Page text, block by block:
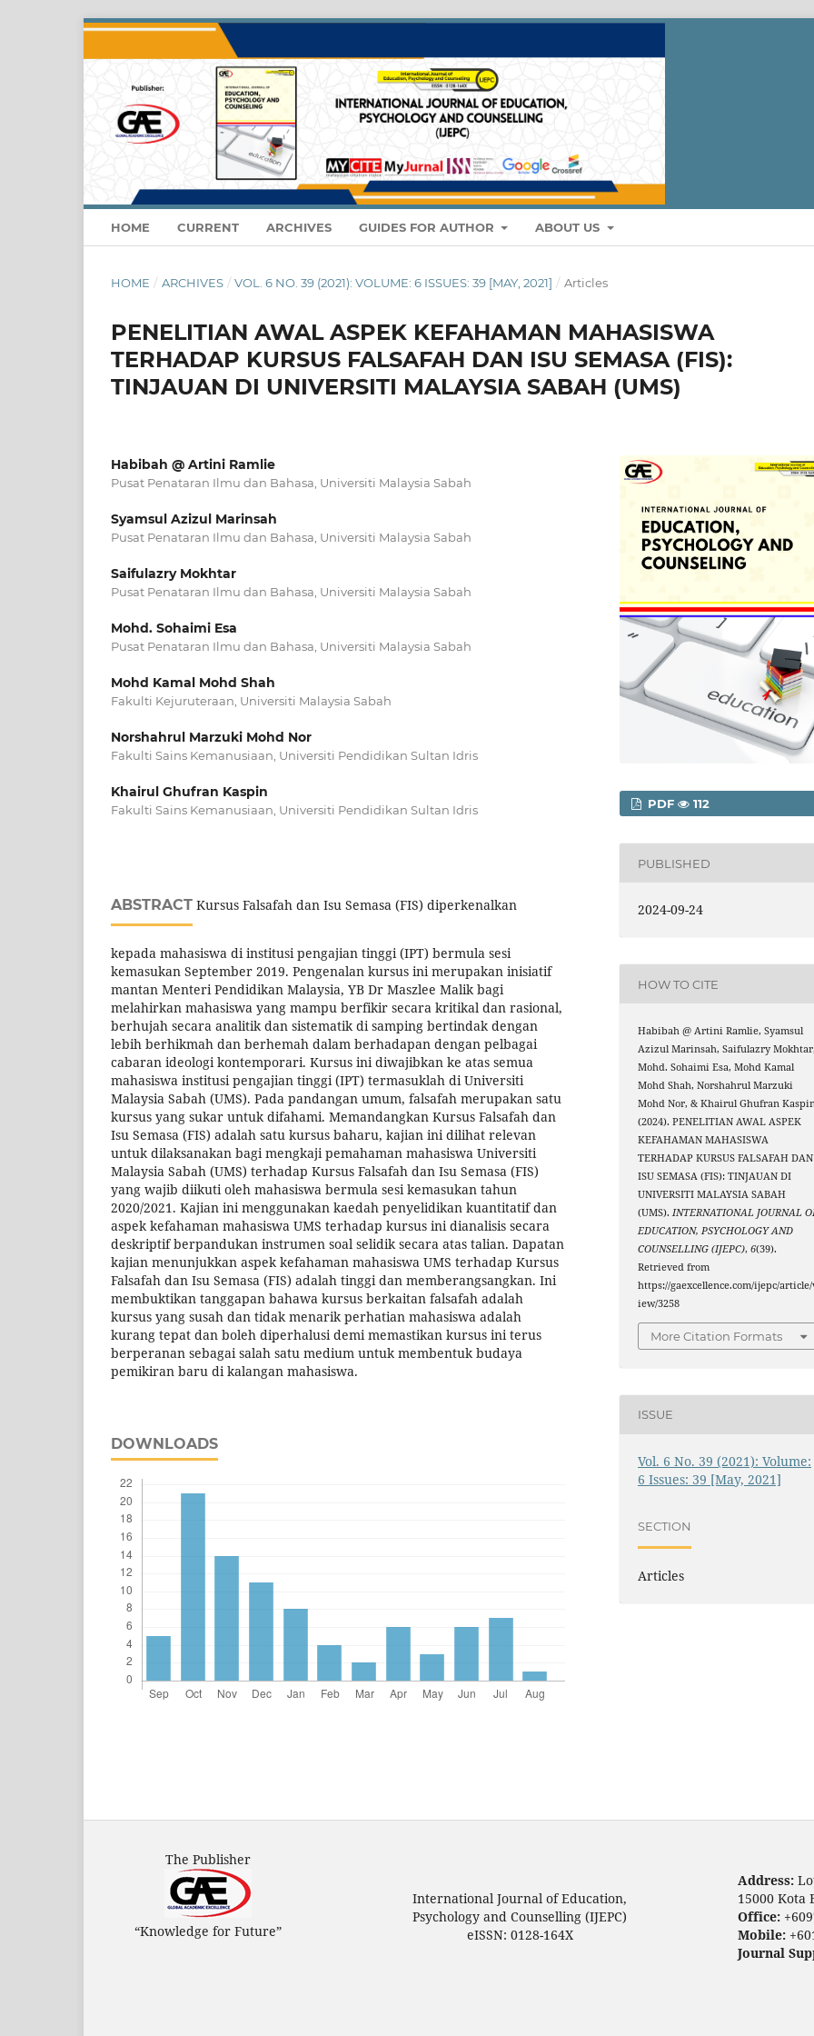
HOME CURRENT ARCHIVES GUIDES FOR AUTHOR ABOUT US
HOME / ARCHIVES / VOL. 6 NO. 39 (2021): VOLUME: 6 ISSUES: 39 [MAY, 2021] / Articles
PENELITIAN AWAL ASPEK KEFAHAMAN MAHASISWA
TERHADAP KURSUS FALSAFAH DAN ISU SEMASA (FIS):
TINJAUAN DI UNIVERSITI MALAYSIA SABAH (UMS)
Habibah @ Artini Ramlie
Pusat Penataran Ilmu dan Bahasa, Universiti Malaysia Sabah
Syamsul Azizul Marinsah
Pusat Penataran Ilmu dan Bahasa, Universiti Malaysia Sabah
Saifulazry Mokhtar
Pusat Penataran Ilmu dan Bahasa, Universiti Malaysia Sabah
Mohd. Sohaimi Esa
Pusat Penataran Ilmu dan Bahasa, Universiti Malaysia Sabah
Mohd Kamal Mohd Shah
Fakulti Kejuruteraan, Universiti Malaysia Sabah
Norshahrul Marzuki Mohd Nor
Fakulti Sains Kemanusiaan, Universiti Pendidikan Sultan Idris
Khairul Ghufran Kaspin
Fakulti Sains Kemanusiaan, Universiti Pendidikan Sultan Idris
ABSTRACT Kursus Falsafah dan Isu Semasa (FIS) diperkenalkan
kepada mahasiswa di institusi pengajian tinggi (IPT) bermula sesi
kemasukan September 2019. Pengenalan kursus ini merupakan inisiatif
mantan Menteri Pendidikan Malaysia, YB Dr Maszlee Malik bagi
melahirkan mahasiswa yang mampu berfikir secara kritikal dan rasional,
berhujah secara analitik dan sistematik di samping bertindak dengan
lebih berhikmah dan berhemah dalam berhadapan dengan pelbagai
cabaran ideologi kontemporari. Kursus ini diwajibkan ke atas semua
mahasiswa institusi pengajian tinggi (IPT) termasuklah di Universiti
Malaysia Sabah (UMS). Pada pandangan umum, falsafah merupakan satu
kursus yang sukar untuk difahami. Memandangkan Kursus Falsafah dan
Isu Semasa (FIS) adalah satu kursus baharu, kajian ini dilihat relevan
untuk dilaksanakan bagi mengkaji pemahaman mahasiswa Universiti
Malaysia Sabah (UMS) terhadap Kursus Falsafah dan Isu Semasa (FIS)
yang wajib diikuti oleh mahasiswa bermula sesi kemasukan tahun
2020/2021. Kajian ini menggunakan kaedah penyelidikan kuantitatif dan
aspek kefahaman mahasiswa UMS terhadap kursus ini dianalisis secara
deskriptif berpandukan instrumen soal selidik secara atas talian. Dapatan
kajian menunjukkan aspek kefahaman mahasiswa UMS terhadap Kursus
Falsafah dan Isu Semasa (FIS) adalah tinggi dan memberangsangkan. Ini
membuktikan tanggapan bahawa kursus berkaitan falsafah adalah
kursus yang susah dan tidak menarik perhatian mahasiswa adalah
kurang tepat dan boleh diperhalusi demi memastikan kursus ini terus
berperanan sebagai salah satu medium untuk membentuk budaya
pemikiran baru di kalangan mahasiswa.
DOWNLOADS
PDF 112
PUBLISHED
2024-09-24
HOW TO CITE
Habibah @ Artini Ramlie, Syamsul
Azizul Marinsah, Saifulazry
Mohd. Sohaimi Esa, Mohd Kamal
Mohd Shah, Norshahrul Marzuki
Mohd Nor, & Khairul Ghufran
(2024). PENELITIAN AWAL ASPEK
KEFAHAMAN MAHASISWA
TERHADAP KURSUS FALSAFAH DAN
ISU SEMASA (FIS): TINJAUAN DI
UNIVERSITI MALAYSIA SABAH
(UMS).INTERNATIONAL JOURNAL
EDUCATION, PSYCHOLOGY AND
COUNSELLING (IJEPC),6(39).
Retrieved from
https://gaexcellence.com/ijepc/
iew/3258
More Citation Formats
ISSUE
Vol. 6 No. 39 (2021): Volume:
6 Issues: 39 [May, 2021]
SECTION
Articles
The Publisher
“Knowledge for Future”
International Journal of Education,
Psychology and Counselling (IJEPC)
eISSN: 0128-164X
Address:
15000 Kota
Office:
Mobile:
Journal